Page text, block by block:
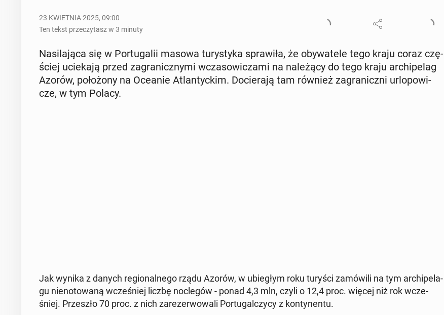
23 KWIETNIA 2025, 09:00
Ten tekst przeczytasz w 3 minuty
Na­si­la­ją­ca się w Por­tu­ga­lii masowa tu­ry­sty­ka spra­wi­ła, że oby­wa­te­le tego kraju coraz czę­
ściej ucie­ka­ją przed za­gra­nicz­ny­mi wcza­so­wi­cza­mi na na­le­żą­cy do tego kraju ar­chi­pe­lag
Azorów, po­ło­żo­ny na Oceanie Atlan­tyc­kim. Do­cie­ra­ją tam również za­gra­nicz­ni urlo­po­wi­
cze, w tym Polacy.
Jak wynika z danych re­gio­nal­ne­go rządu Azorów, w ubie­głym roku turyści za­mó­wi­li na tym ar­chi­pe­la­
gu nie­no­to­wa­ną wcze­śniej liczbę noc­le­gów - ponad 4,3 mln, czyli o 12,4 proc. więcej niż rok wcze­
śniej. Prze­szło 70 proc. z nich za­re­zer­wo­wa­li Por­tu­gal­czy­cy z kon­ty­nen­tu.